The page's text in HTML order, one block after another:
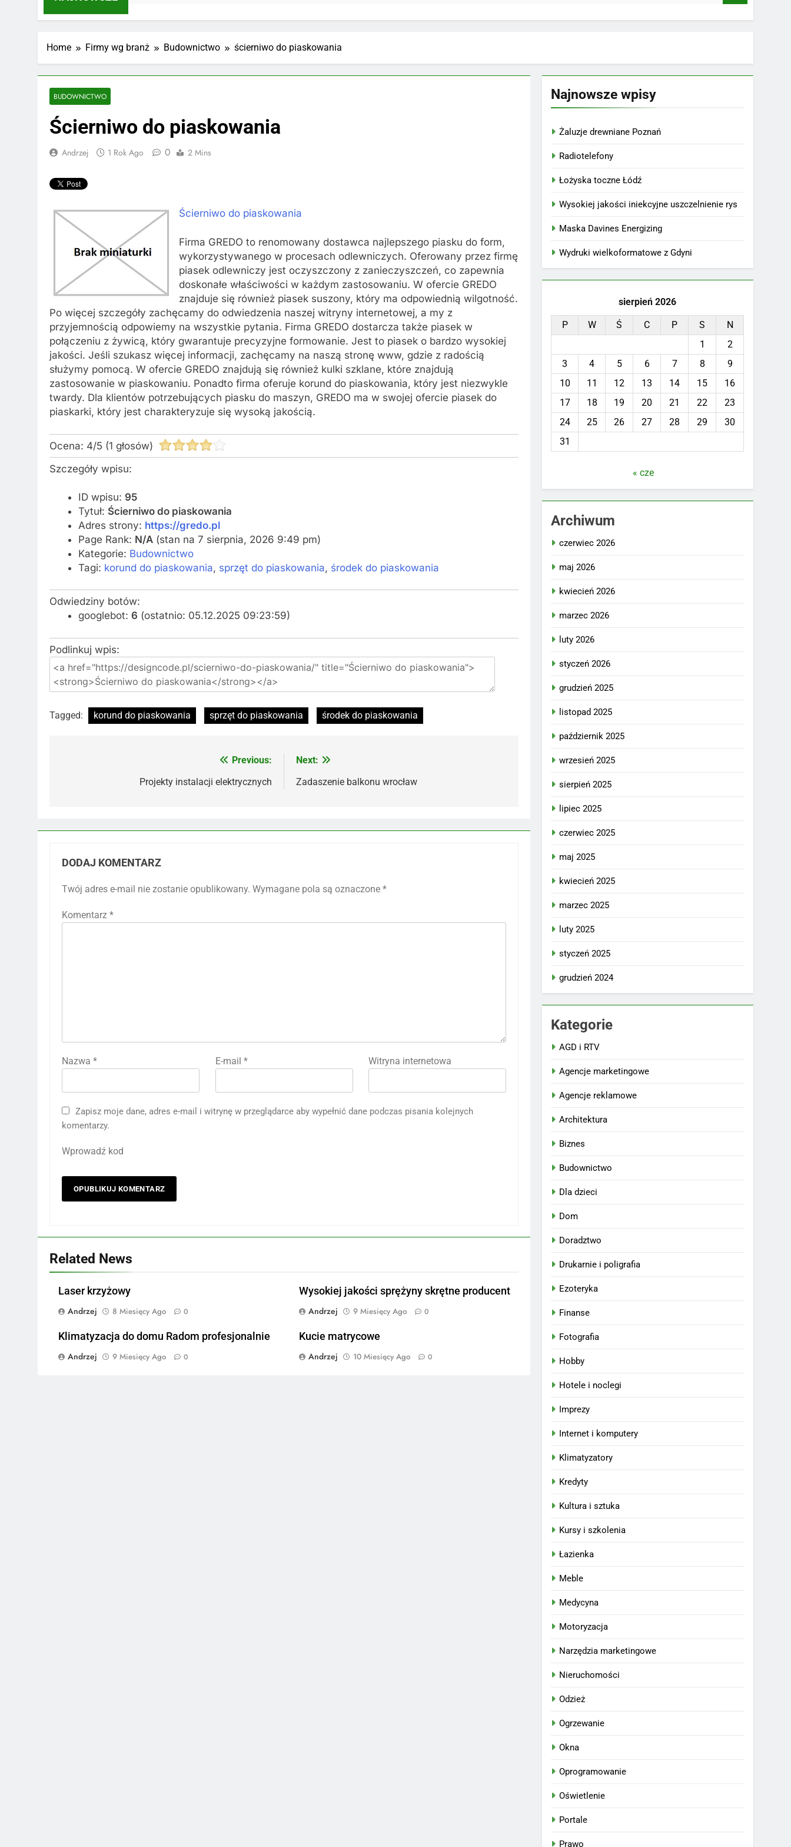
Home Firmy wg branż Budownictwo ścierniwo do piaskowania
BUDOWNICTWO
Ścierniwo do piaskowania
Andrzej 1 Rok Ago 0 2 Mins
Ścierniwo do piaskowania
Firma GREDO to renomowany dostawca najlepszego piasku do form,
wykorzystywanego w procesach odlewniczych. Oferowany przez firmę
piasek odlewniczy jest oczyszczony z zanieczyszczeń, co zapewnia
doskonałe właściwości w każdym zastosowaniu. W ofercie GREDO
znajduje się również piasek suszony, który ma odpowiednią wilgotność.
Po więcej szczegóły zachęcamy do odwiedzenia naszej witryny internetowej, a my z
przyjemnością odpowiemy na wszystkie pytania. Firma GREDO dostarcza także piasek w
połączeniu z żywicą, który gwarantuje precyzyjne formowanie. Jest to piasek o bardzo wysokiej
jakości. Jeśli szukasz więcej informacji, zachęcamy na naszą stronę www, gdzie z radością
służymy pomocą. W ofercie GREDO znajdują się również kulki szklane, które znajdują
zastosowanie w piaskowaniu. Ponadto firma oferuje korund do piaskowania, który jest niezwykle
twardy. Dla klientów potrzebujących piasku do maszyn, GREDO ma w swojej ofercie piasek do
piaskarki, który jest charakteryzuje się wysoką jakością.
Ocena: 4/5 (1 głosów)
Szczegóły wpisu:
ID wpisu: 95
Tytuł: Ścierniwo do piaskowania
Adres strony: https://gredo.pl
Page Rank: N/A(stan na 7 sierpnia, 2026 9:49 pm)
Kategorie: Budownictwo
Tagi: korund do piaskowania, sprzęt do piaskowania, środek do piaskowania
Odwiedziny botów:
googlebot: 6 (ostatnio: 05.12.2025 09:23:59)
Podlinkuj wpis:
Tagged: korund do piaskowania sprzęt do piaskowania środek do piaskowania
Previous:
Projekty instalacji elektrycznych
Next:
Zadaszenie balkonu wrocław
DODAJ KOMENTARZ
Twój adres e-mail nie zostanie opublikowany. Wymagane pola są oznaczone *
Komentarz *
Nazwa * E-mail * Witryna internetowa
Zapisz moje dane, adres e-mail i witrynę w przeglądarce aby wypełnić dane podczas pisania kolejnych
komentarzy.
Wprowadź kod
Related News
Laser krzyżowy
Andrzej
8 Miesięcy Ago 0
Wysokiej jakości sprężyny skrętne producent
Andrzej
9 Miesięcy Ago 0
Klimatyzacja do domu Radom profesjonalnie
Andrzej
9 Miesięcy Ago 0
Kucie matrycowe
Andrzej
10 Miesięcy Ago 0
Najnowsze wpisy
Żaluzje drewniane Poznań
Radiotelefony
Łożyska toczne Łódź
Wysokiej jakości iniekcyjne uszczelnienie rys
Maska Davines Energizing
Wydruki wielkoformatowe z Gdyni
sierpień 2026
P W Ś C P S
N
1
2
3
4 5 6 7 8
9
10
11 12 13 14 15
16
17
18 19 20 21 22
23
24
25 26 27 28 29
30
31
« cze
Archiwum
czerwiec 2026
maj 2026
kwiecień 2026
marzec 2026
luty 2026
styczeń 2026
grudzień 2025
listopad 2025
październik 2025
wrzesień 2025
sierpień 2025
lipiec 2025
czerwiec 2025
maj 2025
kwiecień 2025
marzec 2025
luty 2025
styczeń 2025
grudzień 2024
Kategorie
AGD i RTV
Agencje marketingowe
Agencje reklamowe
Architektura
Biznes
Budownictwo
Dla dzieci
Dom
Doradztwo
Drukarnie i poligrafia
Ezoteryka
Finanse
Fotografia
Hobby
Hotele i noclegi
Imprezy
Internet i komputery
Klimatyzatory
Kredyty
Kultura i sztuka
Kursy i szkolenia
Łazienka
Meble
Medycyna
Motoryzacja
Narzędzia marketingowe
Nieruchomości
Odzież
Ogrzewanie
Okna
Oprogramowanie
Oświetlenie
Portale
Prawo